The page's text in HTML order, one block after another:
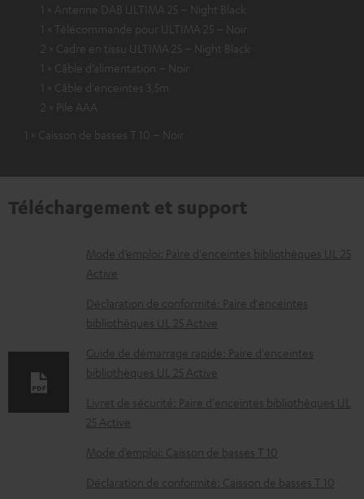
1 × Antenne DAB ULTIMA 25 – Night Black
1 × Télécommande pour ULTIMA 25 – Noir
2 × Cadre en tissu ULTIMA 25 – Night Black
1 × Câble d’alimentation – Noir
1 × Câble d'enceintes 3,5m
2 × Pile AAA
1 × Caisson de basses T 10 – Noir
Téléchargement et support
D
o
c
u
m
e
n
t
s
t
Mode d’emploi: Paire d'enceintes bibliothèques UL 25
Active
Déclaration de conformité: Paire d'enceintes
bibliothèques UL 25 Active
Guide de démarrage rapide: Paire d'enceintes
bibliothèques UL 25 Active
Livret de sécurité: Paire d'enceintes bibliothèques UL
25 Active
Mode d’emploi: Caisson de basses T 10
Déclaration de conformité: Caisson de basses T 10